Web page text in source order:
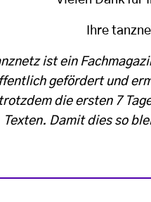
Ihre
ist ein
gefördert und
die ersten 7
Texten. Damit dies so